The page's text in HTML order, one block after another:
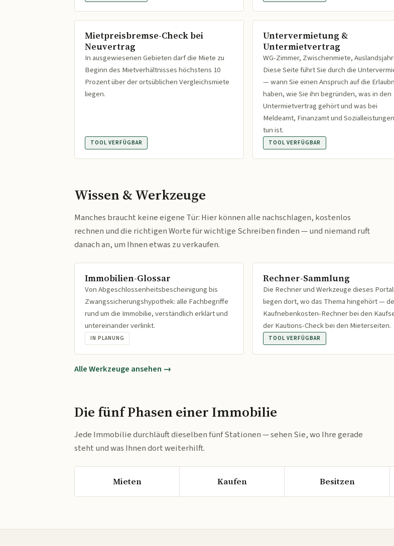
Mietpreisbremse-Check bei
Neuvertrag
In ausgewiesenen Gebieten darf die Miete zu
Beginn des Mietverhältnisses höchstens 10
Prozent über der ortsüblichen Vergleichsmiete
liegen.
TOOL VERFÜGBAR
Untervermietung &
Untermietvertrag
WG-Zimmer, Zwischenmiete, Auslandsjahr:
Diese Seite führt Sie durch die
— wann Sie einen Anspruch auf die
haben, wie Sie ihn begründen, was in den
Untermietvertrag gehört und was bei
Meldeamt, Finanzamt und
tun ist.
TOOL VERFÜGBAR
Wissen & Werkzeuge
Manches braucht keine eigene Tür: Hier können alle nachschlagen, kostenlos
rechnen und die richtigen Worte für wichtige Schreiben finden — und niemand ruft
danach an, um Ihnen etwas zu verkaufen.
Immobilien-Glossar
Von Abgeschlossenheitsbescheinigung bis
Zwangssicherungshypothek: alle Fachbegriffe
rund um die Immobilie, verständlich erklärt und
untereinander verlinkt.
IN PLANUNG
Rechner-Sammlung
Die Rechner und Werkzeuge dieses
liegen dort, wo das Thema hingehört —
Kaufnebenkosten-Rechner bei den
der Kautions-Check bei den Mieterseiten.
TOOL VERFÜGBAR
Alle Werkzeuge ansehen →
Die fünf Phasen einer Immobilie
Jede Immobilie durchläuft dieselben fünf Stationen — sehen Sie, wo Ihre gerade
steht und was Ihnen dort weiterhilft.
Mieten Kaufen Besitzen